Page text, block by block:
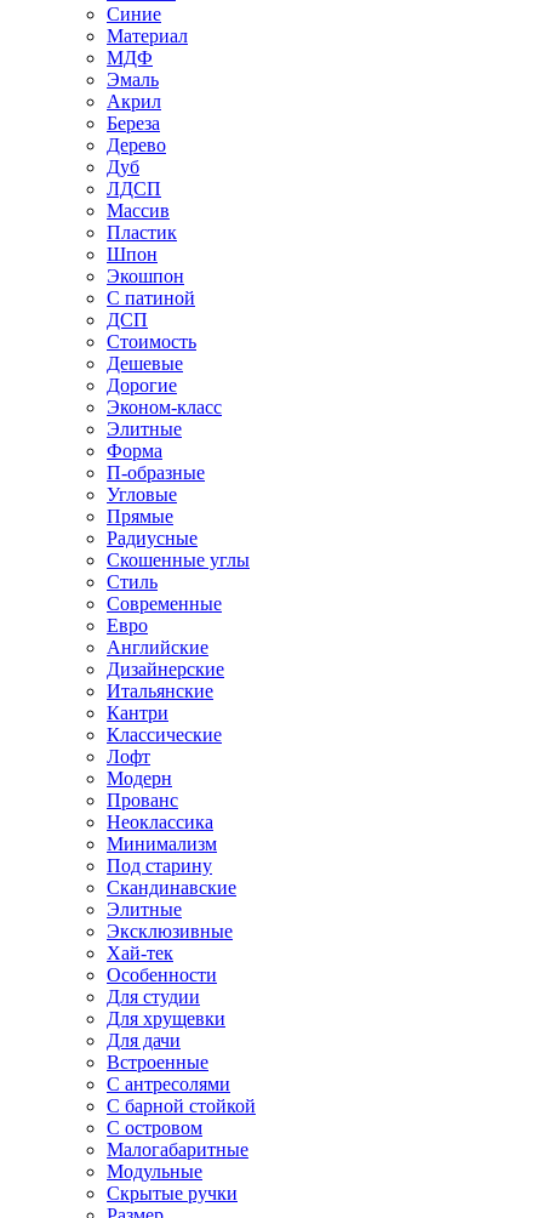
Синие
Материал
МДФ
Эмаль
Акрил
Береза
Дерево
Дуб
ЛДСП
Массив
Пластик
Шпон
Экошпон
С патиной
ДСП
Стоимость
Дешевые
Дорогие
Эконом-класс
Элитные
Форма
П-образные
Угловые
Прямые
Радиусные
Скошенные углы
Стиль
Современные
Евро
Английские
Дизайнерские
Итальянские
Кантри
Классические
Лофт
Модерн
Прованс
Неоклассика
Минимализм
Под старину
Скандинавские
Элитные
Эксклюзивные
Хай-тек
Особенности
Для студии
Для хрущевки
Для дачи
Встроенные
С антресолями
С барной стойкой
С островом
Малогабаритные
Модульные
Скрытые ручки